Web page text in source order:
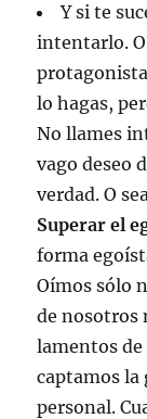
Y si te
intentarlo.
lo hagas,
No llames
vago deseo
verdad. O
Superar el
forma
Oímos sólo
de nosotros
lamentos
captamos
personal.